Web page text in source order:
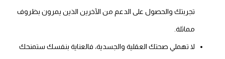
تجربتك والحصول على الدعم من الآخرين الذين يمرون بظروف
مماثلة.
لا تهملي صحتك العقلية والجسدية، فالعناية بنفسك ستمنحك